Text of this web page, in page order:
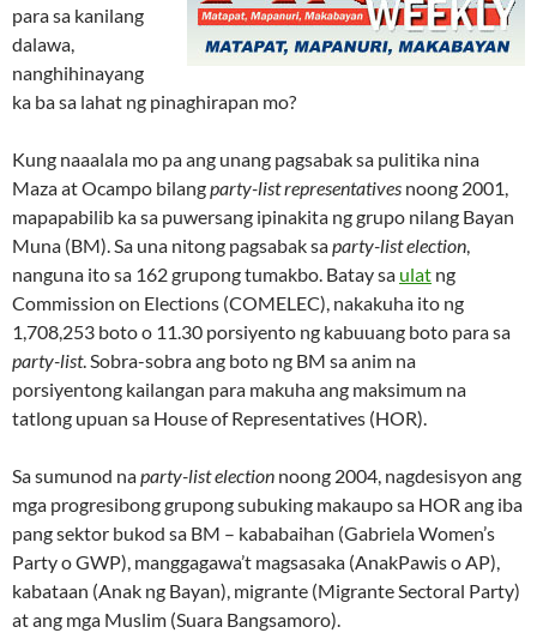
para sa kanilang
dalawa,
nanghihinayang
ka ba sa lahat ng pinaghirapan mo?
Kung naaalala mo pa ang unang pagsabak sa pulitika nina
Maza at Ocampo bilangparty-list representatives noong 2001,
mapapabilib ka sa puwersang ipinakita ng grupo nilang Bayan
Muna (BM). Sa una nitong pagsabak saparty-list election,
nanguna ito sa 162 grupong tumakbo. Batay sa ulat ng
Commission on Elections (COMELEC), nakakuha ito ng
1,708,253 boto o 11.30 porsiyento ng kabuuang boto para sa
party-list. Sobra-sobra ang boto ng BM sa anim na
porsiyentong kailangan para makuha ang maksimum na
tatlong upuan sa House of Representatives (HOR).
Sa sumunod naparty-list election noong 2004, nagdesisyon ang
mga progresibong grupong subuking makaupo sa HOR ang iba
pang sektor bukod sa BM – kababaihan (Gabriela Women’s
Party o GWP), manggagawa’t magsasaka (AnakPawis o AP),
kabataan (Anak ng Bayan), migrante (Migrante Sectoral Party)
at ang mga Muslim (Suara Bangsamoro).